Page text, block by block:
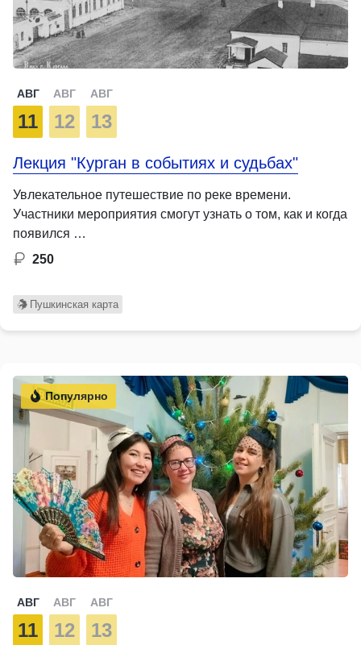
АВГ
11
АВГ
12
АВГ
13
Лекция "Курган в событиях и судьбах"
Увлекательное путешествие по реке времени.
Участники мероприятия смогут узнать о том, как и когда
появился …
250
Пушкинская карта
Популярно
АВГ
11
АВГ
12
АВГ
13